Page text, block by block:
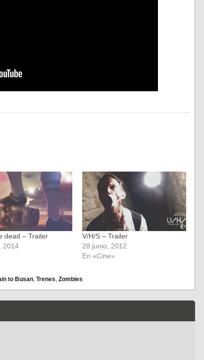
dead – Trailer
2014
V/H/S – Trailer
28 junio, 2012
En «Cine»
to Busan, Trenes, Zombies